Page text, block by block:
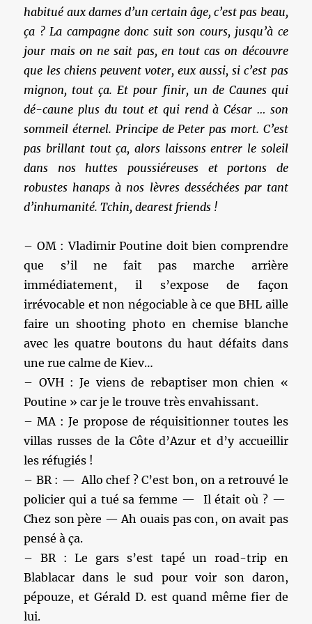
habitué aux dames d’un certain âge, c’est pas beau,
ça ? La campagne donc suit son cours, jusqu’à ce
jour mais on ne sait pas, en tout cas on découvre
que les chiens peuvent voter, eux aussi, si c’est pas
mignon, tout ça. Et pour finir, un de Caunes qui
dé-caune plus du tout et qui rend à César … son
sommeil éternel. Principe de Peter pas mort. C’est
pas brillant tout ça, alors laissons entrer le soleil
dans nos huttes poussiéreuses et portons de
robustes hanaps à nos lèvres desséchées par tant
d’inhumanité. Tchin, dearest friends !
– OM : Vladimir Poutine doit bien comprendre
que s’il ne fait pas marche arrière
immédiatement, il s’expose de façon
irrévocable et non négociable à ce que BHL aille
faire un shooting photo en chemise blanche
avec les quatre boutons du haut défaits dans
une rue calme de Kiev…
– OVH : Je viens de rebaptiser mon chien «
Poutine » car je le trouve très envahissant.
– MA : Je propose de réquisitionner toutes les
villas russes de la Côte d’Azur et d’y accueillir
les réfugiés !
– BR : — Allo chef ? C’est bon, on a retrouvé le
policier qui a tué sa femme — Il était où ? —
Chez son père — Ah ouais pas con, on avait pas
pensé à ça.
– BR : Le gars s’est tapé un road-trip en
Blablacar dans le sud pour voir son daron,
pépouze, et Gérald D. est quand même fier de
lui.